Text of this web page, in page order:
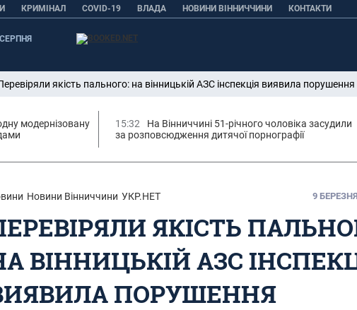
КРИМІНАЛ COVID-19 ВЛАДА НОВИНИ ВІННИЧЧИНИ КОНТАКТИ
якість пального: на вінницькій АЗС інспекція виявила порушення
модернізовану
15:32
На Вінниччині 51-річного чоловіка засудили
за розповсюдження дитячої порнографії
Новини Вінниччини УКР.НЕТ 9
ЯКІСТЬ
ВІННИЦЬКІЙ АЗС
ПОРУШЕННЯ